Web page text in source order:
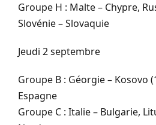
Groupe H : Malte – Chypre,
Slovénie – Slovaquie
Jeudi 2 septembre
Groupe B : Géorgie – Kosovo
Espagne
Groupe C : Italie – Bulgarie,